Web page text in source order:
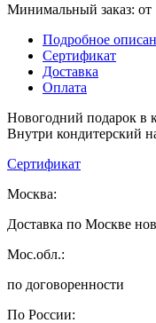
Минимальный заказ: от
Подробное
Сертификат
Доставка
Оплата
Новогодний подарок в
Внутри кондитерский
Сертификат
Москва:
Доставка по Москве
Мос.обл.:
по договоренности
По России: